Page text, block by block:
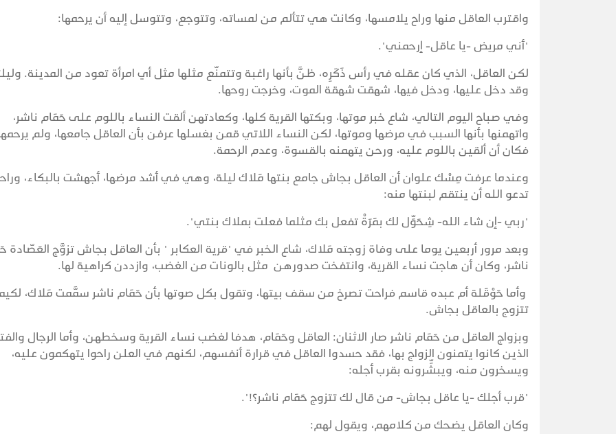
واقترب العاقل منها وراح يلامسها، وكانت هي تتألم من لمساته، وتتوجع، وتتوسل إليه أن يرحمها:
"أني مريض -يا عاقل- إرحمني".
لكن العاقل، الذي كان عقله في رأس ذَكَرِه، ظنَّ بأنها راغبة وتتمنّع مثلها مثل أي امرأة تعود من المدينة.
وقد دخل عليها، ودخل فيها، شهقت شهقة الموت، وخرجت روحها.
وفي صباح اليوم التالي، شاع خبر موتها، وبكتها القرية كلها، وكعادتهن ألقت النساء باللوم على حَمَام ناشر،
واتهمنها بأنها السبب في مرضها وموتها، لكن النساء اللاتي قمن بغسلها عرفن بأن العاقل جامعها، ولم
فكان أن ألقين باللوم عليه، ورحن يتهمنه بالقسوة، وعدم الرحمة.
وعندما عرفت مِسْك علوان أن العاقل بجاش جامع بنتها مَلاك ليلة، وهي في أشد مرضها، أجهشت بالبكاء،
تدعو الله أن ينتقم لبنتها منه:
"ربي -إن شاء الله- شِحَوِّل لك بمَرَةْ تفعل بك مثلما فعلت بملاك بنتي".
وبعد مرور أربعين يوما على وفاة زوجته مَلاك، شاع الخبر في "قرية العكابر " بأن العاقل بجاش تزوَّج العَصّادة
ناشر، وكان أن هاجت نساء القرية، وانتفخت صدورهن مثل بالونات من الغضب، وازددن كراهية لها.
وأما حَوْقَلة أم عبده قاسم فراحت تصرخ من سقف بيتها، وتقول بكل صوتها بأن حَمَام ناشر سمَّمت مَلاك،
تتزوج بالعاقل بجاش.
وبزواج العاقل من حَمَام ناشر صار الاثنان: العاقل وحَمَام، هدفا لغضب نساء القرية وسخطهن، وأما الرجال
الذين كانوا يتمنون الزواج بها، فقد حسدوا العاقل في قرارة أنفسهم، لكنهم في العلن راحوا يتهكمون عليه،
ويسخرون منه، ويبشِّرونه بقرب أجله:
"قرب أجلك -يا عاقل بجاش- من قال لك تتزوج حَمَام ناشر؟!".
وكان العاقل يضحك من كلامهم، ويقول لهم: